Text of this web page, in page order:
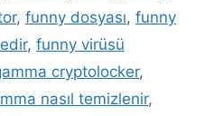
, funny dosyası, funny
, funny virüsü
cryptolocker,
nasıl temizlenir,